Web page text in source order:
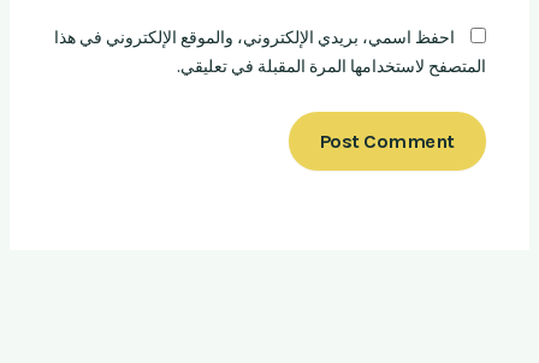
احفظ اسمي، بريدي الإلكتروني، والموقع الإلكتروني في هذا
المتصفح لاستخدامها المرة المقبلة في تعليقي.